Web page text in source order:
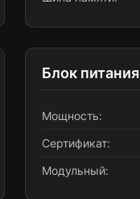
Блок питания
Мощность:
Сертификат:
Модульный: